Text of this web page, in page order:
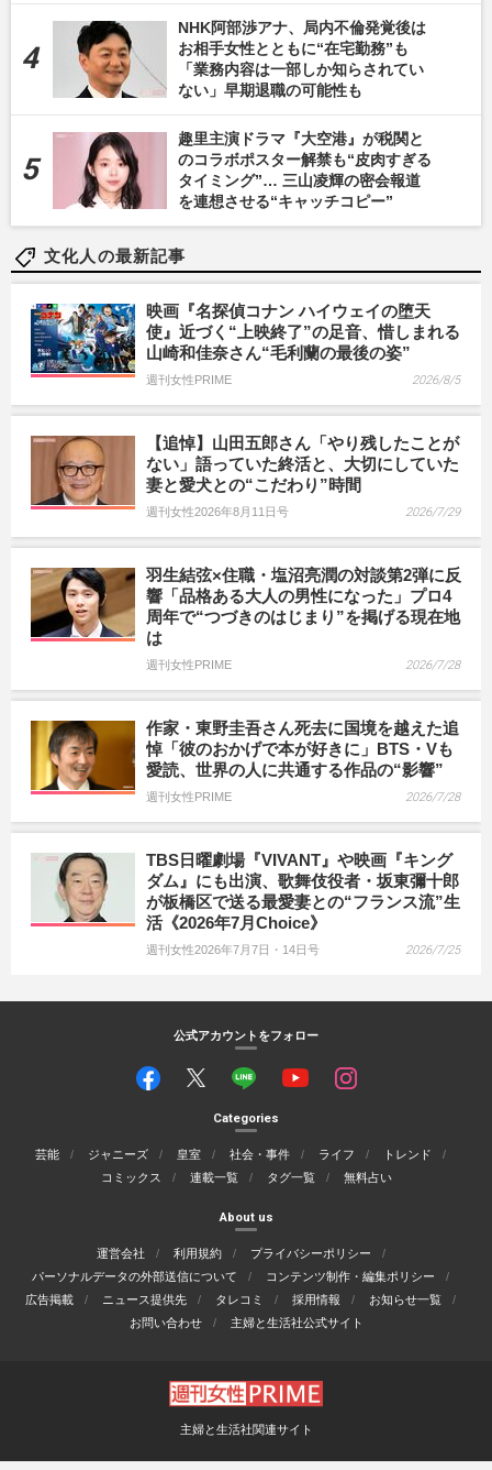
NHK阿部渉アナ、局内不倫発覚後は
お相手女性とともに“在宅勤務”も
「業務内容は一部しか知らされてい
ない」早期退職の可能性も
趣里主演ドラマ『大空港』が税関と
のコラボポスター解禁も“皮肉すぎる
タイミング”… 三山凌輝の密会報道
を連想させる“キャッチコピー”
文化人の最新記事
映画『名探偵コナン ハイウェイの堕天
使』近づく“上映終了”の足音、惜しまれる
山崎和佳奈さん“毛利蘭の最後の姿”
週刊女性PRIME 2026/8/5
【追悼】山田五郎さん「やり残したことが
ない」語っていた終活と、大切にしていた
妻と愛犬との“こだわり”時間
週刊女性2026年8月11日号 2026/7/29
羽生結弦×住職・塩沼亮潤の対談第2弾に反
響「品格ある大人の男性になった」プロ4
周年で“つづきのはじまり”を掲げる現在地
は
週刊女性PRIME 2026/7/28
作家・東野圭吾さん死去に国境を越えた追
悼「彼のおかげで本が好きに」BTS・Vも
愛読、世界の人に共通する作品の“影響”
週刊女性PRIME 2026/7/28
TBS日曜劇場『VIVANT』や映画『キング
ダム』にも出演、歌舞伎役者・坂東彌十郎
が板橋区で送る最愛妻との“フランス流”生
活《2026年7月Choice》
週刊女性2026年7月7日・14日号 2026/7/25
公式アカウントをフォロー
Categories
芸能 ジャニーズ 皇室 社会・事件 ライフ
トレンド
コミックス
連載一覧 タグ一覧 無料占い
About us
運営会社 利用規約
プライバシーポリシー
パーソナルデータの外部送信について
コンテンツ制作・編集ポリシー
広告掲載
ニュース提供先 タレコミ 採用情報
お知らせ一覧
お問い合わせ
主婦と生活社公式サイト
主婦と生活社関連サイト